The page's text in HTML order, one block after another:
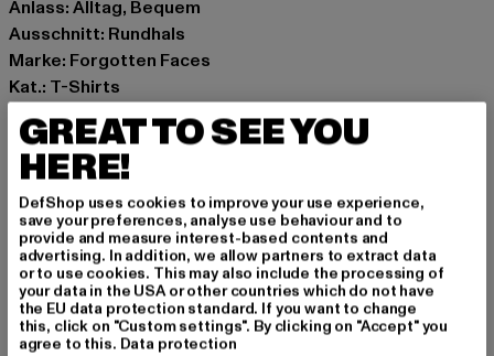
Anlass: Alltag, Bequem
Ausschnitt: Rundhals
Marke: Forgotten Faces
Kat.: T-Shirts
Farbe: beige
Hersteller Farbe: unionbeige
Materialzusammensetzung: 100% Baumwolle
Art.Nr: FOF0080-03738
Hersteller: TB International GmbH |info@tbint.de
Dr.-Robert-Murjahn-Straße 7 | 64372 Ober-Ramstadt |
DE
GREAT TO SEE YOU
HERE!
DefShop uses cookies to improve your use experience,
save your preferences, analyse use behaviour and to
provide and measure interest-based contents and
advertising. In addition, we allow partners to extract data
or to use cookies. This may also include the processing of
your data in the USA or other countries which do not have
the EU data protection standard. If you want to change
this, click on "Custom settings". By clicking on "Accept" you
agree to this. Data protection